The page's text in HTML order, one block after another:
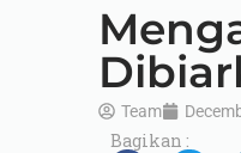
Team
Bagikan :